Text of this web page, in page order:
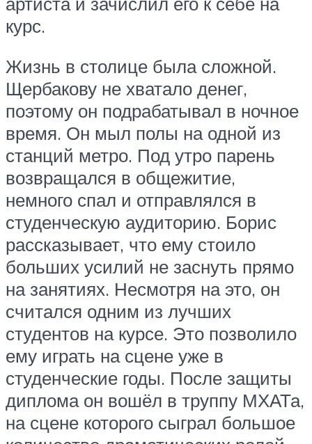
курс.
Жизнь в столице была сложной.
Щербакову не хватало денег,
поэтому он подрабатывал в ночное
время. Он мыл полы на одной из
станций метро. Под утро парень
возвращался в общежитие,
немного спал и отправлялся в
студенческую аудиторию. Борис
рассказывает, что ему стоило
больших усилий не заснуть прямо
на занятиях. Несмотря на это, он
считался одним из лучших
студентов на курсе. Это позволило
ему играть на сцене уже в
студенческие годы. После защиты
диплома он вошёл в труппу МХАТа,
на сцене которого сыграл большое